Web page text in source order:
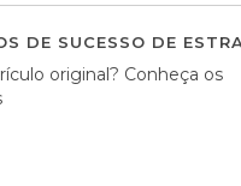
DE SUCESSO DE
original? Conheça os